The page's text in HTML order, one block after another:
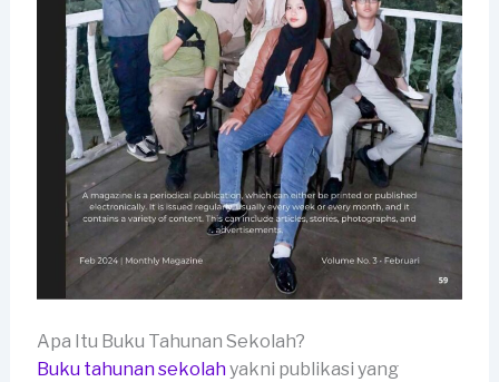
Apa Itu Buku Tahunan Sekolah?
Buku tahunan sekolahyakni publikasi yang